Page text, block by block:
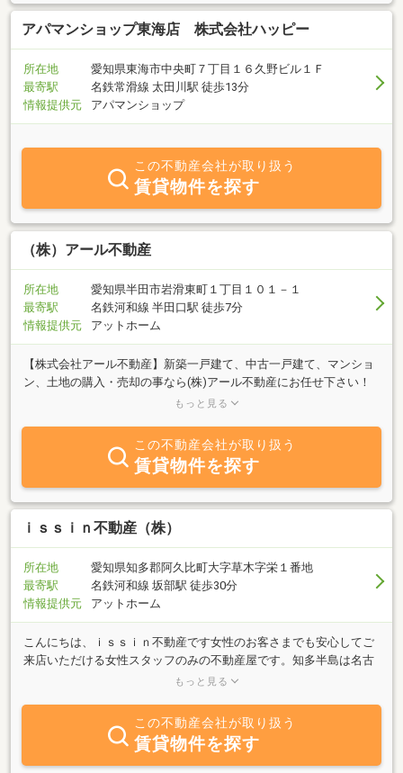
アパマンショップ東海店 株式会社ハッピー
所在地
愛知県東海市中央町７丁目１６久野ビル１Ｆ
最寄駅
名鉄常滑線 太田川駅 徒歩13分
情報提供元
アパマンショップ
この不動産会社が取り扱う
賃貸物件を探す
（株）アール不動産
所在地
愛知県半田市岩滑東町１丁目１０１－１
最寄駅
名鉄河和線 半田口駅 徒歩7分
情報提供元
アットホーム
【株式会社アール不動産】新築一戸建て、中古一戸建て、マンショ
ン、土地の購入・売却の事なら(株)アール不動産にお任せ下さい！
半田市を中心に、常滑市、阿久比町、武豊町、知多市、東海市(知多
ます。営業時間は午前9時～午後18時半まで。TEL0569-24-8811／
FAX0569-23-8399※大手不動産会社で培った知識と経験で、スムーズ
な取引のお手伝いをさせて頂きます。
もっと見る
この不動産会社が取り扱う
賃貸物件を探す
ｉｓｓｉｎ不動産（株）
所在地
愛知県知多郡阿久比町大字草木字栄１番地
最寄駅
名鉄河和線 坂部駅 徒歩30分
情報提供元
アットホーム
こんにちは、ｉｓｓｉｎ不動産です女性のお客さまでも安心してご
来店いただける女性スタッフのみの不動産屋です。知多半島は名古
屋にも近く緑の多い地域です。小さなお子様でも安心して住んで頂
けるよう努めさせていただきます。ご来店、ご連絡心よりお待ちし
もっと見る
この不動産会社が取り扱う
賃貸物件を探す